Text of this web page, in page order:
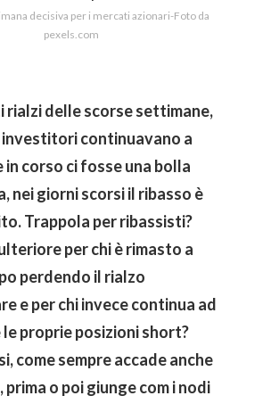
decisiva per i mercati azionari-Foto da
pexels.com
rialzi delle scorse settimane,
continuavano a
in corso ci fosse una bolla
nei giorni scorsi il ribasso è
Trappola per ribassisti?
per chi è rimasto a
perdendo il rialzo
e per chi invece continua ad
proprie posizioni short?
come sempre accade anche
prima o poi giunge com i nodi